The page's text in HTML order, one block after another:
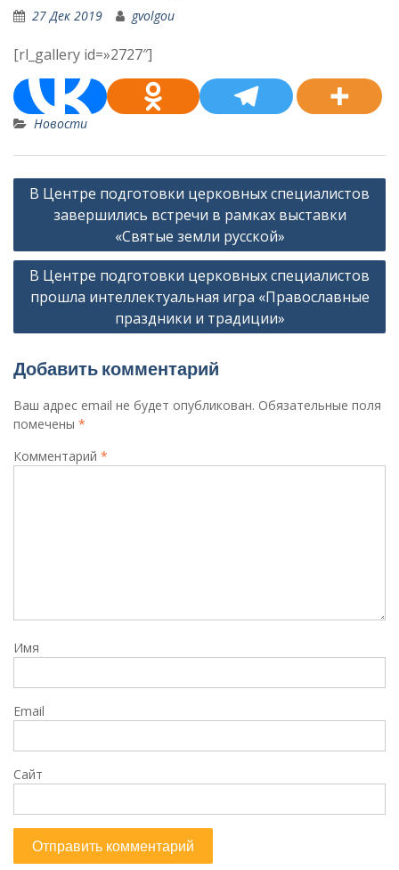
27 Дек 2019 gvolgou
[rl_gallery id=»2727″]
Новости
Навигация
В Центре подготовки церковных специалистов
завершились встречи в рамках выставки
«Святые земли русской»
В Центре подготовки церковных специалистов
прошла интеллектуальная игра «Православные
праздники и традиции»
Добавить комментарий
Ваш адрес email не будет опубликован. Обязательные поля
помечены *
Комментарий *
Имя
Email
Сайт